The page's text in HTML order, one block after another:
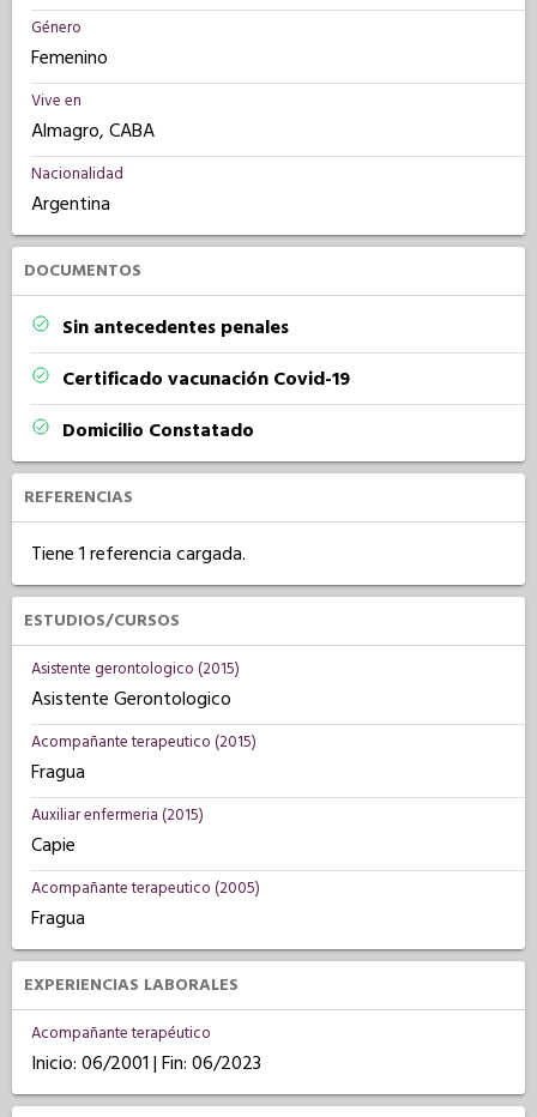
Género
Femenino
Vive en
Almagro, CABA
Nacionalidad
Argentina
DOCUMENTOS
Sin antecedentes penales
Certificado vacunación Covid-19
Domicilio Constatado
REFERENCIAS
Tiene 1 referencia cargada.
ESTUDIOS/CURSOS
Asistente gerontologico (2015)
Asistente Gerontologico
Acompañante terapeutico (2015)
Fragua
Auxiliar enfermeria (2015)
Capie
Acompañante terapeutico (2005)
Fragua
EXPERIENCIAS LABORALES
Acompañante terapéutico
Inicio: 06/2001 | Fin: 06/2023